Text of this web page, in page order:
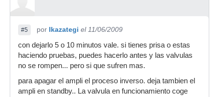
#5 por Ikazategi el 11/06/2009
con dejarlo 5 o 10 minutos vale. si tienes prisa o estas
haciendo pruebas, puedes hacerlo antes y las valvulas
no se rompen... pero si que sufren mas.
para apagar el ampli el proceso inverso. deja tambien el
ampli en standby.. La valvula en funcionamiento coge